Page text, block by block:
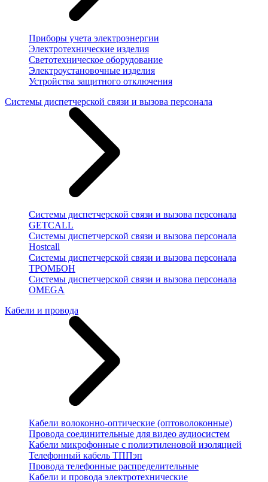
Приборы учета электроэнергии
Электротехнические изделия
Светотехническое оборудование
Электроустановочные изделия
Устройства защитного отключения
Системы диспетчерской связи и вызова персонала
Системы диспетчерской связи и вызова персонала
GETCALL
Системы диспетчерской связи и вызова персонала
Hostcall
Системы диспетчерской связи и вызова персонала
ТРОМБОН
Системы диспетчерской связи и вызова персонала
OMEGA
Кабели и провода
Кабели волоконно-оптические (оптоволоконные)
Провода соединительные для видео аудиосистем
Кабели микрофонные с полиэтиленовой изоляцией
Телефонный кабель ТППэп
Провода телефонные распределительные
Кабели и провода электротехнические